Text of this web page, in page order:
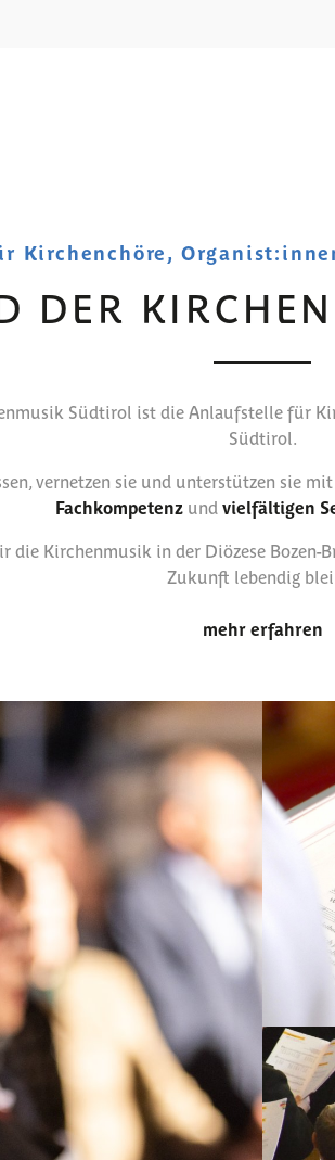
Kirchenchöre,
DER
Südtirol ist die Anlaufstelle für
Südtirol.
vernetzen sie und unterstützen sie mit
Fachkompetenzund vielfältigen
die Kirchenmusik in der Diözese Bozen-
Zukunft lebendig
mehr erfahren